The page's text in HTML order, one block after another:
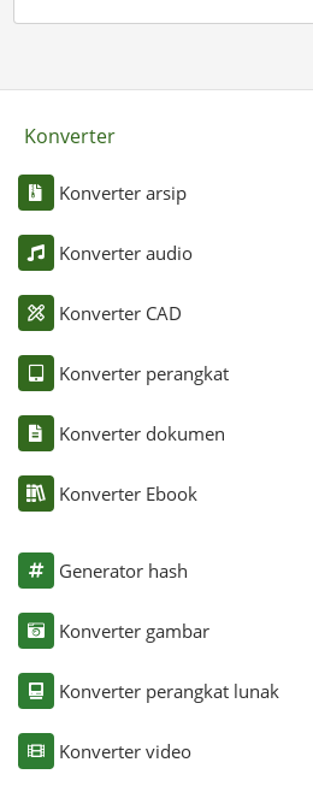
Konverter
Konverter arsip
Konverter audio
Konverter CAD
Konverter perangkat
Konverter dokumen
Konverter Ebook
Generator hash
Konverter gambar
Konverter perangkat lunak
Konverter video